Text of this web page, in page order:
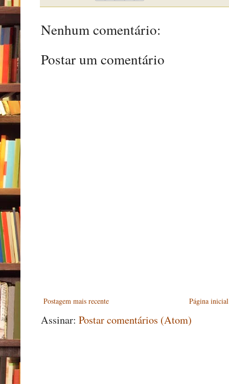
Nenhum comentário:
Postar um comentário
Postagem mais recente Página inicial
Assinar: Postar comentários (Atom)